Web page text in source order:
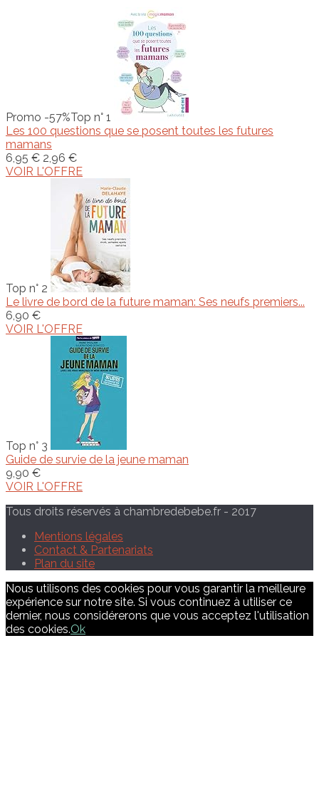
Promo -57%Top n° 1
Les 100 questions que se posent toutes les futures
mamans
6,95 € 2,96 €
VOIR L'OFFRE
Top n° 2
Le livre de bord de la future maman: Ses neufs premiers...
6,90 €
VOIR L'OFFRE
Top n° 3
Guide de survie de la jeune maman
9,90 €
VOIR L'OFFRE
Tous droits réservés à chambredebebe.fr - 2017
Mentions légales
Contact & Partenariats
Plan du site
Nous utilisons des cookies pour vous garantir la meilleure
expérience sur notre site. Si vous continuez à utiliser ce
dernier, nous considérerons que vous acceptez l'utilisation
des cookies.Ok